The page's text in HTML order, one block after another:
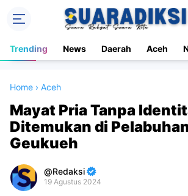
Trending News Daerah Aceh
Home › Aceh
Mayat Pria Tanpa
Ditemukan di
Geukueh
Redaksi
19 Agustus 2024